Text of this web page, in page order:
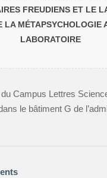
FREUDIENS ET LE
LA MÉTAPSYCHOLOGIE
LABORATOIRE
Campus Lettres
le bâtiment G de